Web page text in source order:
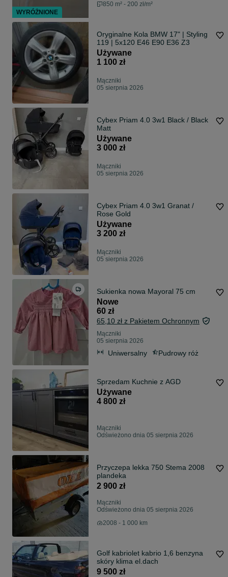
850 m² - 200 zł/m²
Oryginalne Kola BMW 17" | Styling
119 | 5x120 E46 E90 E36 Z3
Używane
1 100 zł
Mączniki
05 sierpnia 2026
Cybex Priam 4.0 3w1 Black / Black
Matt
Używane
3 000 zł
Mączniki
05 sierpnia 2026
Cybex Priam 4.0 3w1 Granat /
Rose Gold
Używane
3 200 zł
Mączniki
05 sierpnia 2026
Sukienka nowa Mayoral 75 cm
Nowe
60 zł
65,10 zł z Pakietem Ochronnym
Mączniki
05 sierpnia 2026
Uniwersalny Pudrowy róż
Sprzedam Kuchnie z AGD
Używane
4 800 zł
Mączniki
Odświeżono dnia 05 sierpnia 2026
Przyczepa lekka 750 Stema 2008
plandeka
2 900 zł
Mączniki
Odświeżono dnia 05 sierpnia 2026
2008 - 1 000 km
Golf kabriolet kabrio 1,6 benzyna
skóry klima el.dach
9 500 zł
WYRÓŻNIONE